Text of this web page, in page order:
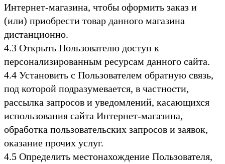
Интернет-магазина, чтобы оформить заказ и
(или) приобрести товар данного магазина
дистанционно.
4.3 Открыть Пользователю доступ к
персонализированным ресурсам данного сайта.
4.4 Установить с Пользователем обратную связь,
под которой подразумевается, в частности,
рассылка запросов и уведомлений, касающихся
использования сайта Интернет-магазина,
обработка пользовательских запросов и заявок,
оказание прочих услуг.
4.5 Определить местонахождение Пользователя,